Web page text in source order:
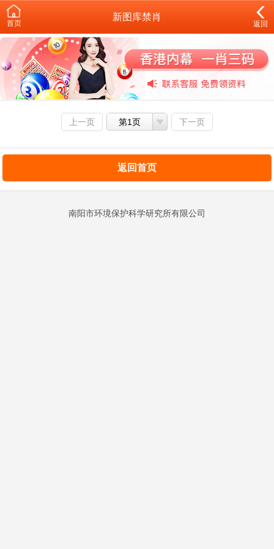
首页
新图库禁肖
返回
上一页 第1页 下一页
返回首页
南阳市环境保护科学研究所有限公司